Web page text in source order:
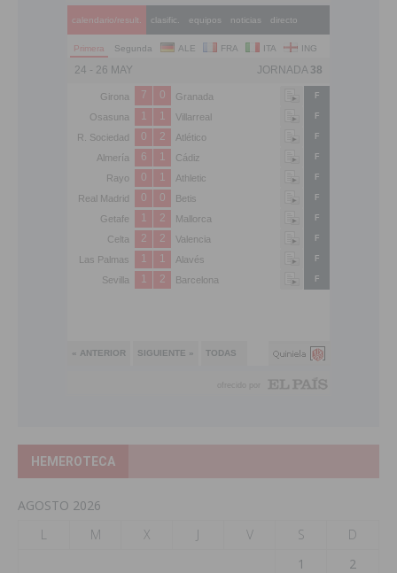
HEMEROTECA
AGOSTO 2026
L
M X J V S
D
1
2